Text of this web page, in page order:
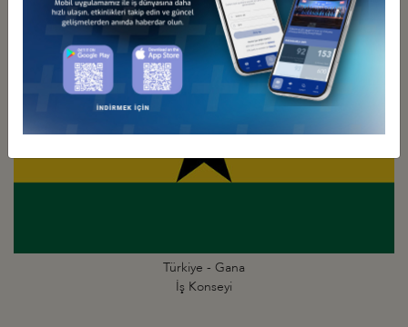
Türkiye - Gana
İş Konseyi